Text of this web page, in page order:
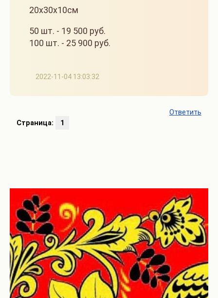
2022-11-04 13:03:32
20х30х10см
50 шт. - 19 500 руб.
100 шт. - 25 900 руб.
Ответить
Страница:
1